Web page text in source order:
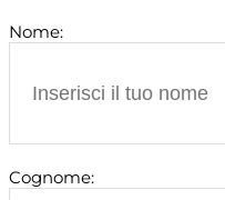
Nome:
Cognome: